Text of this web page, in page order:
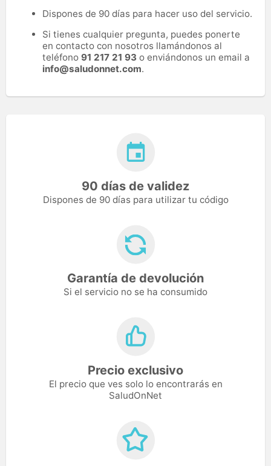
Dispones de 90 días para hacer uso del servicio.
Si tienes cualquier pregunta, puedes ponerte
en contacto con nosotros llamándonos al
teléfono 91 217 21 93 o enviándonos un email a
info@saludonnet.com.
90 días de validez
Dispones de 90 días para utilizar tu código
Garantía de devolución
Si el servicio no se ha consumido
Precio exclusivo
El precio que ves solo lo encontrarás en
SaludOnNet